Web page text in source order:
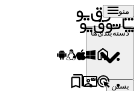
منو
دسته‌بندی‌ها
بستن